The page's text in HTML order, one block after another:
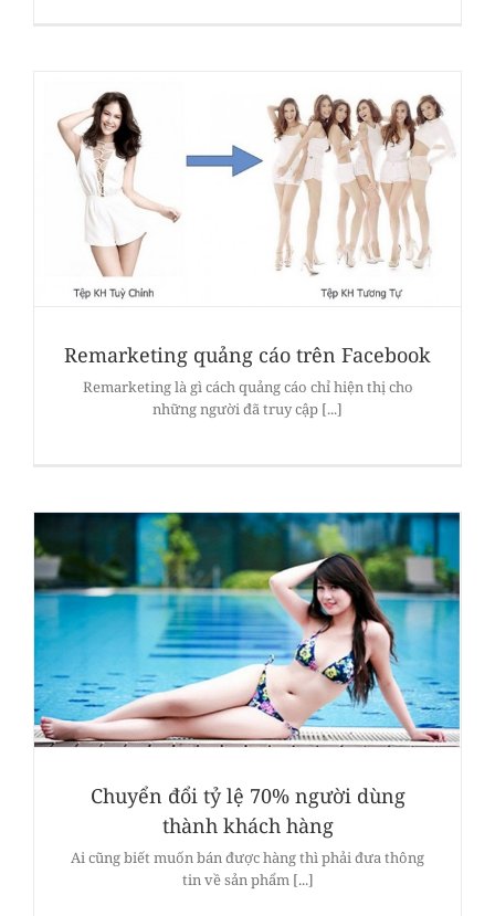
Remarketing quảng cáo trên Facebook
Remarketing là gì cách quảng cáo chỉ hiện thị cho
những người đã truy cập [...]
Chuyển đổi tỷ lệ 70% người dùng
thành khách hàng
Ai cũng biết muốn bán được hàng thì phải đưa thông
tin về sản phẩm [...]